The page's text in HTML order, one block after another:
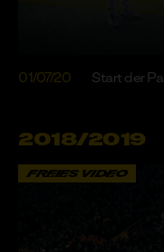
01/07/20 Start der
2018/2019
FREIES VIDEO